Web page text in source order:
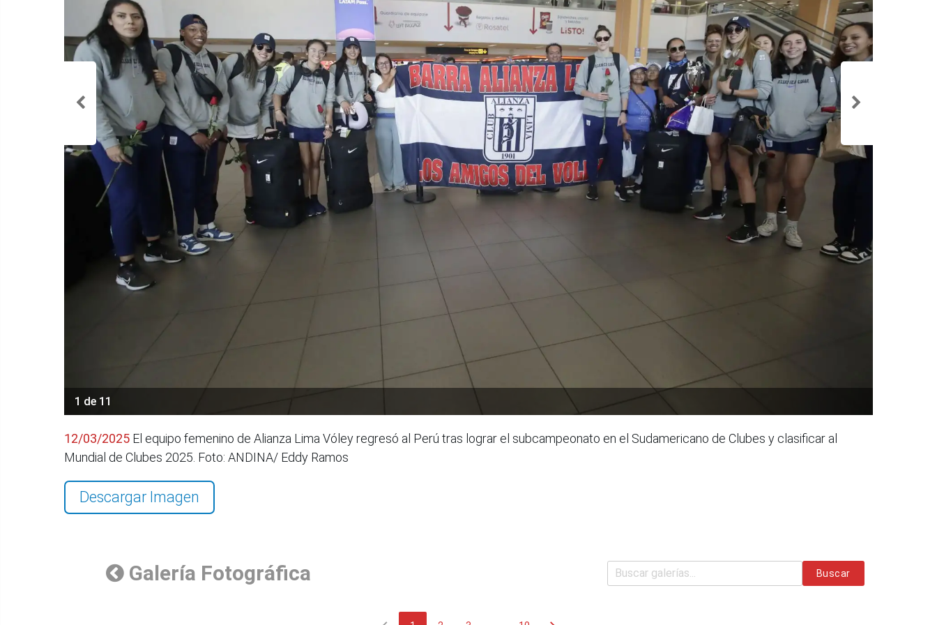
1 de 11
12/03/2025 El equipo femenino de Alianza Lima Vóley regresó al Perú tras lograr el subcampeonato en el Sudamericano de Clubes y clasificar al
Mundial de Clubes 2025. Foto: ANDINA/ Eddy Ramos
Descargar Imagen
Galería Fotográfica Buscar